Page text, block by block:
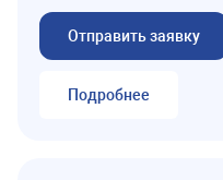
Отправить заявку
Подробнее